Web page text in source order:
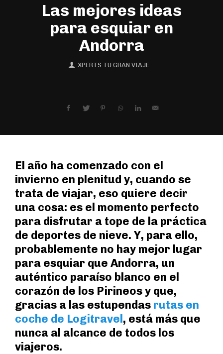
Las mejores ideas
para esquiar en
Andorra
XPERTS TU GRAN VIAJE
El año ha comenzado con el
invierno en plenitud y, cuando se
trata de viajar, eso quiere decir
una cosa: es el momento perfecto
para disfrutar a tope de la práctica
de deportes de nieve. Y, para ello,
probablemente no hay mejor lugar
para esquiar que Andorra, un
auténtico paraíso blanco en el
corazón de los Pirineos y que,
gracias a las estupendas rutas en
coche de Logitravel , está más que
nunca al alcance de todos los
viajeros.